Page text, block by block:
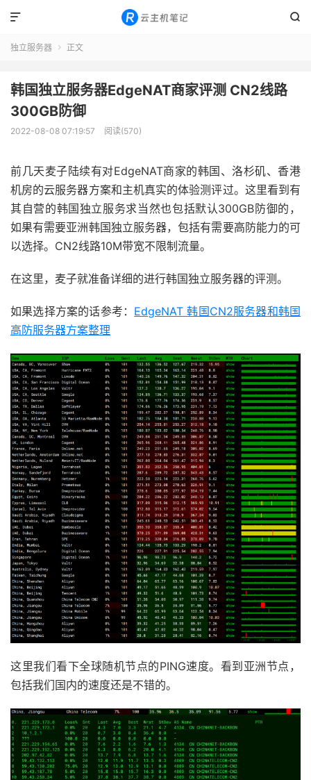


独立服务器  正文
韩国独立服务器EdgeNAT商家评测 CN2线路
300GB防御
2022-08-08 07:19:57 阅读(570)
前几天麦子陆续有对EdgeNAT商家的韩国、洛杉矶、香港
机房的云服务器方案和主机真实的体验测评过。这里看到有
其自营的韩国独立服务求当然也包括默认300GB防御的，
如果有需要亚洲韩国独立服务器，包括有需要高防能力的可
以选择。CN2线路10M带宽不限制流量。
在这里，麦子就准备详细的进行韩国独立服务器的评测。
如果选择方案的话参考： EdgeNAT 韩国CN2服务器和韩国
高防服务器方案整理
这里我们看下全球随机节点的PING速度。看到亚洲节点，
包括我们国内的速度还是不错的。